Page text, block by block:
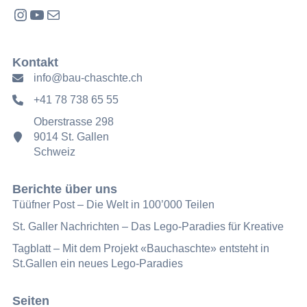
Instagram YouTube E-Mail
Kontakt
info@bau-chaschte.ch
+41 78 738 65 55
Oberstrasse 298
9014 St. Gallen
Schweiz
Berichte über uns
Tüüfner Post – Die Welt in 100’000 Teilen
St. Galler Nachrichten – Das Lego-Paradies für Kreative
Tagblatt – Mit dem Projekt «Bauchaschte» entsteht in
St.Gallen ein neues Lego-Paradies
Seiten